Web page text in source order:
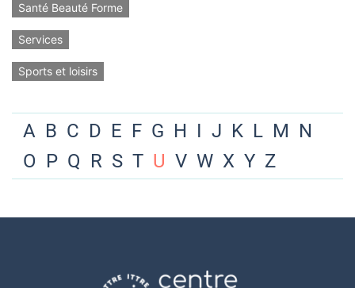
Santé Beauté Forme
Services
Sports et loisirs
A B C D E F G H I J K L M N
O P Q R S T U V W X Y Z